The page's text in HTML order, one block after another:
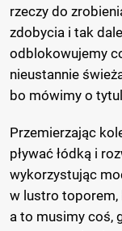
rzeczy do
zdobycia i tak
odblokowujemy
nieustannie
bo mówimy o
Przemierzając
pływać łódką i
wykorzystując
w lustro toporem,
a to musimy coś,